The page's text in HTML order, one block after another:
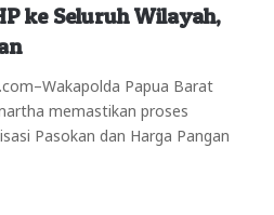
ke Seluruh Wilayah,
Papua Barat
memastikan proses
Pasokan dan Harga Pangan